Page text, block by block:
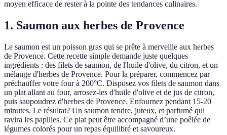
moyen efficace de rester à la pointe des tendances culinaires.
1. Saumon aux herbes de Provence
Le saumon est un poisson gras qui se prête à merveille aux herbes
de Provence. Cette recette simple demande juste quelques
ingrédients : des filets de saumon, de l'huile d'olive, du citron, et un
mélange d'herbes de Provence. Pour la préparer, commencez par
préchauffer votre four à 200°C. Disposez vos filets de saumon dans
un plat allant au four, arrosez-les d'huile d'olive et de jus de citron,
puis saupoudrez d'herbes de Provence. Enfournez pendant 15-20
minutes. Le résultat? Un saumon tendre, juteux, et parfumé qui
ravira les papilles. Ce plat peut être accompagné d’une poêlée de
légumes colorés pour un repas équilibré et savoureux.